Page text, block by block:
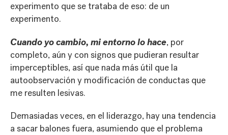
experimento que se trataba de eso: de un
experimento.
Cuando yo cambio, mi entorno lo hace, por
completo, aún y con signos que pudieran resultar
imperceptibles, así que nada más útil que la
autoobservación y modificación de conductas que
me resulten lesivas.
Demasiadas veces, en el liderazgo, hay una tendencia
a sacar balones fuera, asumiendo que el problema